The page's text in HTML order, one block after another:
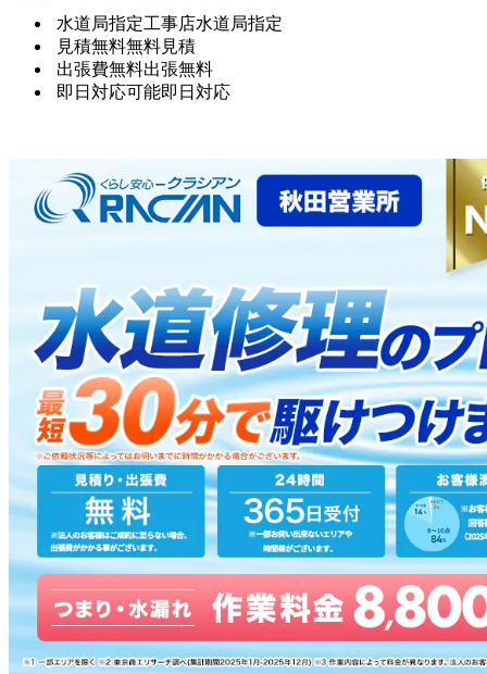
水道局指定工事店水道局指定
見積無料無料見積
出張費無料出張無料
即日対応可能即日対応